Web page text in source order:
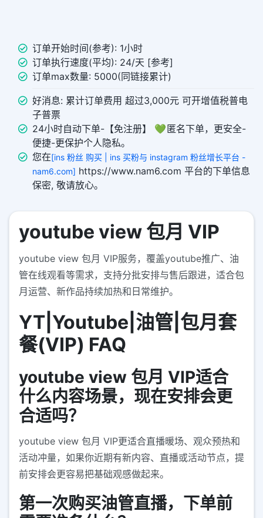
订单开始时间(参考): 1小时
订单执行速度(平均): 24/天 [参考]
订单max数量: 5000(同链接累计)
好消息: 累计订单费用 超过3,000元 可开增值税普电
子普票
24小时自动下单-【免注册】 💚 匿名下单，更安全-
便捷-更保护个人隐私。
您在[ins 粉丝 购买 | ins 买粉与 instagram 粉丝增长平台 -
nam6.com] https://www.nam6.com 平台的下单信息
保密, 敬请放心。
youtube view 包月 VIP
youtube view 包月 VIP服务，覆盖youtube推广、油
管在线观看等需求，支持分批安排与售后跟进，适合包
月运营、新作品持续加热和日常维护。
YT|Youtube|油管|包月套
餐(VIP) FAQ
youtube view 包月 VIP适合
什么内容场景，现在安排会更
合适吗？
youtube view 包月 VIP更适合直播暖场、观众预热和
活动冲量，如果你近期有新内容、直播或活动节点，提
前安排会更容易把基础观感做起来。
第一次购买油管直播，下单前